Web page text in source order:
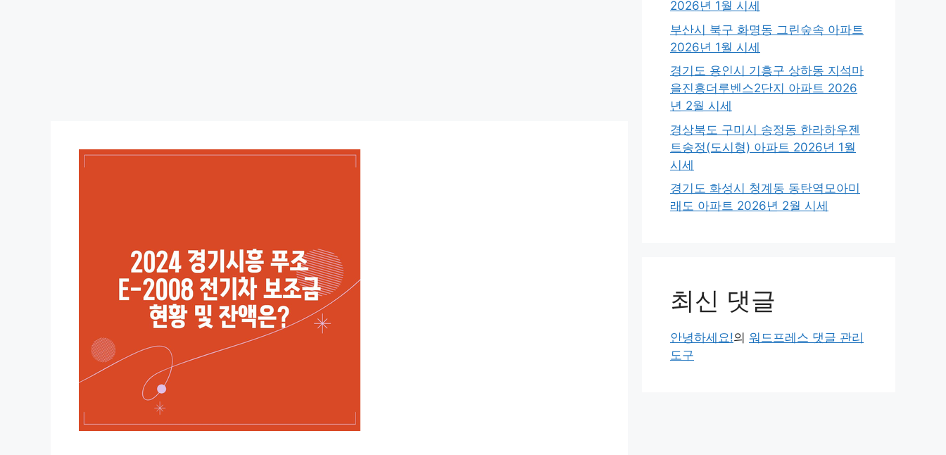
2026년 1월 시세
부산시 북구 화명동 그린숲속 아파트
2026년 1월 시세
경기도 용인시 기흥구 상하동 지석마
을진흥더루벤스2단지 아파트 2026
년 2월 시세
경상북도 구미시 송정동 한라하우젠
트송정(도시형) 아파트 2026년 1월
시세
경기도 화성시 청계동 동탄역모아미
래도 아파트 2026년 2월 시세
최신 댓글
안녕하세요!의 워드프레스 댓글 관리
도구